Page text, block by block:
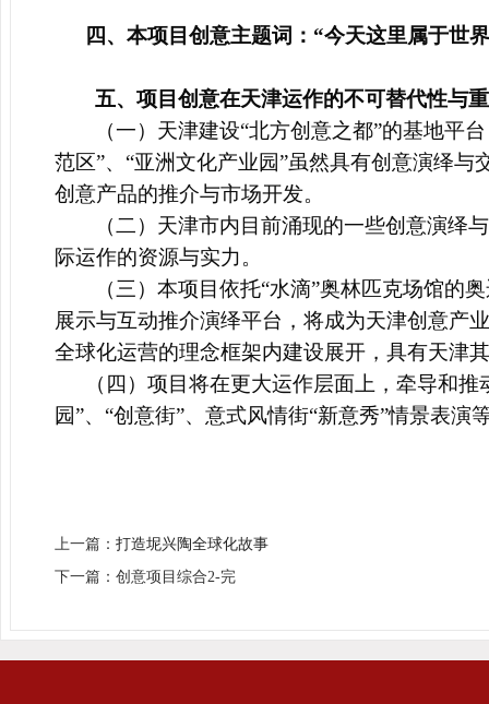
四、本项目创意主题词：“今天这里属于世
五、项目创意在天津运作的不可替代性与
（一）天津建设“北方创意之都”的基地平
范区”、“亚洲文化产业园”虽然具有创意演绎
创意产品的推介与市场开发。
（二）天津市内目前涌现的一些创意演绎
际运作的资源与实力。
（三）本项目依托“水滴”奥林匹克场馆的
展示与互动推介演绎平台，将成为天津创意产
全球化运营的理念框架内建设展开，具有天津
（四）项目将在更大运作层面上，牵导和
园”、 “创意街”、 意式风情街“新意秀”情景表演
上一篇： 打造坭兴陶全球化故事
下一篇：创意项目综合2-完